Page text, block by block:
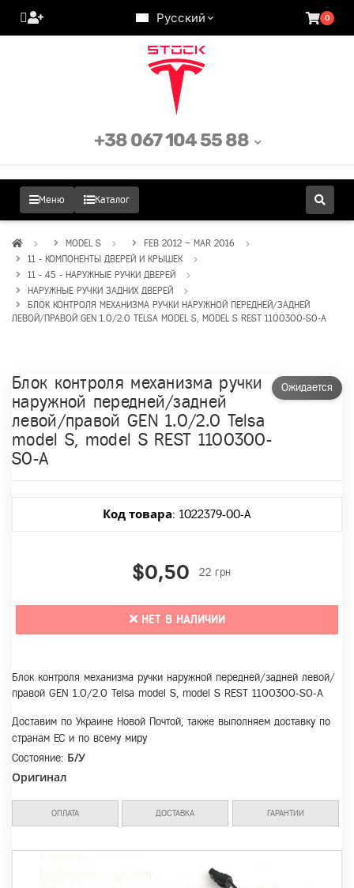
Русский 0
Меню Каталог
+38 067 104 55 88
MODEL S
FEB 2012 – MAR 2016
11 - КОМПОНЕНТЫ ДВЕРЕЙ И КРЫШЕК
11 - 45 - НАРУЖНЫЕ РУЧКИ ДВЕРЕЙ
НАРУЖНЫЕ РУЧКИ ЗАДНИХ ДВЕРЕЙ
БЛОК КОНТРОЛЯ МЕХАНИЗМА РУЧКИ НАРУЖНОЙ ПЕРЕДНЕЙ/ЗАДНЕЙ
ЛЕВОЙ/ПРАВОЙ GEN 1.0/2.0 TELSA MODEL S, MODEL S REST 1100300-S0-A
Ожидается
Блок контроля механизма ручки
наружной передней/задней
левой/правой GEN 1.0/2.0 Telsa
model S, model S REST 1100300-
S0-A
Код товара: 1022379-00-A
$0,50 22 грн
НЕТ В НАЛИЧИИ
Блок контроля механизма ручки наружной передней/задней левой/
правой GEN 1.0/2.0 Telsa model S, model S REST 1100300-S0-A
Доставим по Украине Новой Почтой, также выполняем доставку по
странам ЕС и по всему миру
Состояние: Б/У
Оригинал
ОПЛАТА ДОСТАВКА ГАРАНТИИ